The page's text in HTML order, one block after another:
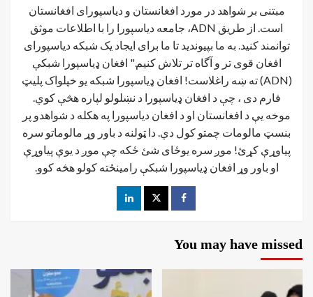
مبتنی بر شواهد در مورد افغانستان و دیاسپورای افغانستان
است. از طریق ADN، جامعه دیاسپورا را با اطلاعات موثق
توانمند کنید. به ما بپیوندید تا ما برای ایجاد یک شبکه دیاسپورای
افغان قوی تر و آگاه تر تلاش کنیم." افغان ډیاسپورا شبکې
(ADN) ته ښه راغلاست! افغان ډياسپورا شبکه یو خپلواک پلیټ
فارم دی ، چې د افغان ډیاسپورا د نښلولو لپاره هڅې کوي.
موخه يې د افغانستان او د افغان دیاسپورا په هکله د شواهدو پر
بنسټ مالومات چمتو کول دي. دا ټولنه د باور وړ مالوماتو سره
پیاوړې کړئ! موږ سره یوځای شئ ځکه چې موږ د یوې پیاوړې
او باور وړ افغان ډیاسپورا شبکې رامینځته کولو هڅه کوو.
You may have missed